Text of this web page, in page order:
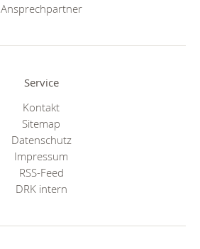
Ansprechpartner
Service
Kontakt
Sitemap
Datenschutz
Impressum
RSS-Feed
DRK intern